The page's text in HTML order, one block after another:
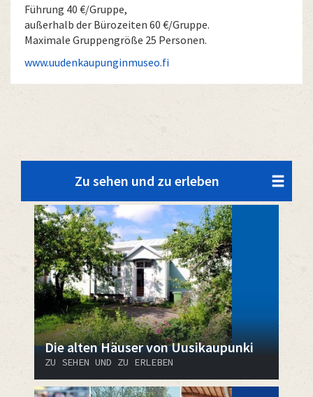
Führung 40 €/Gruppe,
außerhalb der Bürozeiten 60 €/Gruppe.
Maximale Gruppengröße 25 Personen.
www.uudenkaupunginmuseo.fi
Zu sehen und zu erleben
Die alten Häuser von Uusikaupunki
ZU SEHEN UND ZU ERLEBEN